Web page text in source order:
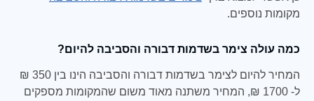
מקומות נוספים.
כמה עולה צימר בשדמות דבורה והסביבה להיום?
המחיר להיום לצימר בשדמות דבורה והסביבה הינו בין 350 ₪
ל- 1700 ₪, המחיר משתנה מאוד משום שהמקומות מספקים